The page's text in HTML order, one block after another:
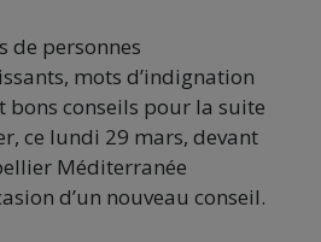
de personnes
mots d’indignation
bons conseils pour la suite
ce lundi 29 mars, devant
Méditerranée
d’un nouveau conseil.